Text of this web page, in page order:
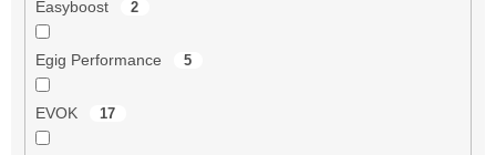
Easyboost 2
Egig Performance 5
EVOK 17